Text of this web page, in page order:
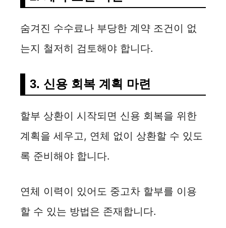
숨겨진 수수료나 부당한 계약 조건이 없
는지 철저히 검토해야 합니다.
3. 신용 회복 계획 마련
할부 상환이 시작되면 신용 회복을 위한
계획을 세우고, 연체 없이 상환할 수 있도
록 준비해야 합니다.
연체 이력이 있어도 중고차 할부를 이용
할 수 있는 방법은 존재합니다.